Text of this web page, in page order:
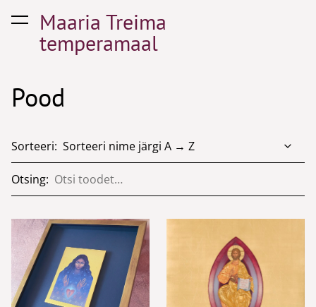
Maaria Treima
temperamaal
lisati ostukorvi. Vaata ostukorvi
Pood
Sorteeri:
Otsing: